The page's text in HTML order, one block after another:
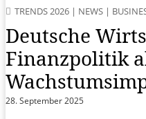
TRENDS 2026 | NEWS |
Deutsche
Finanzpolitik
28. September 2025